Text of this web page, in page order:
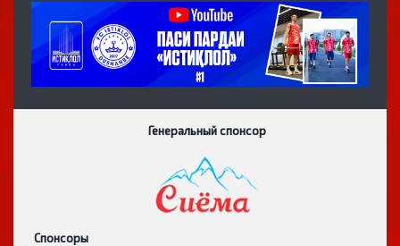
Генеральный спонсор
Спонсоры